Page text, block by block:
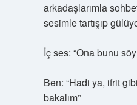
arkadaşlarımla
sesimle tartışıp
İç ses: “Ona bunu
Ben: “Hadi ya, ifrit
bakalım”